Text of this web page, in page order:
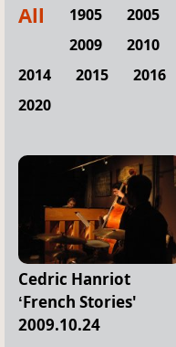
All 1905 2005
2009
2010
2014
2015 2016
2020
Cedric Hanriot
‘French Stories'
2009.10.24